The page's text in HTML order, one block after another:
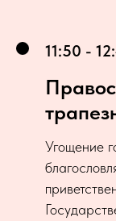
11:50 -
Угощение